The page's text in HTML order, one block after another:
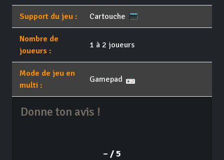
Support du jeu : Cartouche
Nombre de
joueurs :
1 à 2 joueurs
Mode de jeu en
multi :
Gamepad
Donne ton avis !
– / 5